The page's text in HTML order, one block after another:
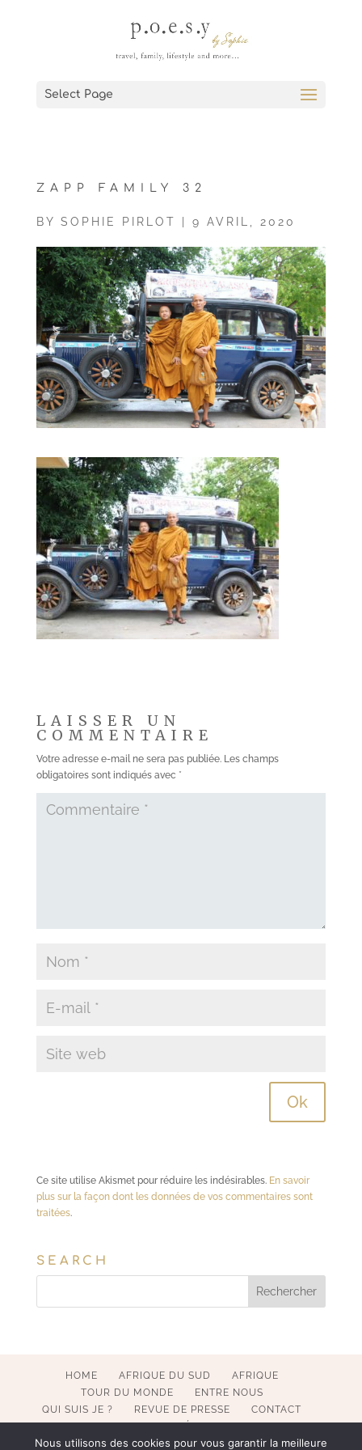
Select Page
ZAPP FAMILY 32
BY SOPHIE PIRLOT 9 AVRIL, 2020
LAISSER UN
COMMENTAIRE
Votre adresse e-mail ne sera pas publiée. Les champs
obligatoires sont indiqués avec *
Ce site utilise Akismet pour réduire les indésirables. En savoir
plus sur la façon dont les données de vos commentaires sont
traitées.
SEARCH
HOME AFRIQUE DU SUD
AFRIQUE
TOUR DU MONDE
ENTRE NOUS
QUI SUIS JE ?
REVUE DE PRESSE
CONTACT
Nous utilisons des cookies pour vous garantir la meilleure